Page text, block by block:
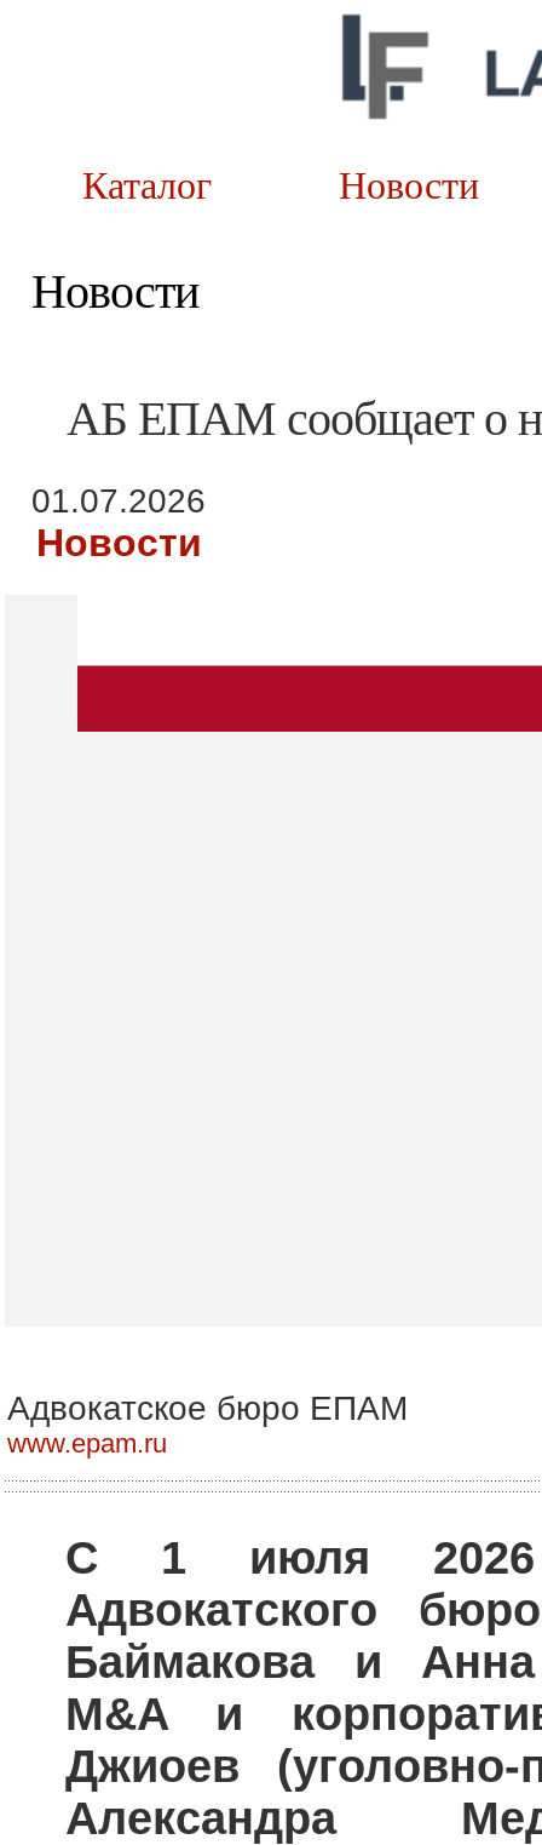
Каталог
Новости
АБ ЕПАМ сообщает о
01.07.2026
Новости
Адвокатское бюро ЕПАМ
www.epam.ru
С 1 июля 2026
Адвокатского
Баймакова и
M&A и
Джиоев (уголовно-
Александра